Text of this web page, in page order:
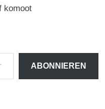
komoot
ABONNIEREN